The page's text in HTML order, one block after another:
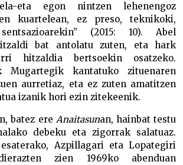
eta egon nintzen lehenengoz
kuartelean, ez preso, teknikoki,
(2015: 10). Abel
bat antolatu zuten, eta hark
hitzaldia bertsoekin osatzeko.
Mugartegik kantatuko zituenaren
aurretiaz, eta ez zuten amatitzen
izanik hori ezin zitekeenik.
batez ere Anaitasunan, hainbat testu
debeku eta zigorrak salatuaz.
Azpillagari eta Lopategiri
zien 1969ko abenduan